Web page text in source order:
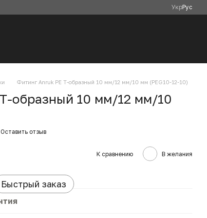
УкрРус
Фитинг Anruk PE Т-образный 10 мм/12 мм/10 мм (PEG10-12-10)
образный 10 мм/12 мм/10
Оставить отзыв
К сравнению В желания
Быстрый заказ